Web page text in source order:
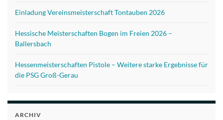
Einladung Vereinsmeisterschaft Tontauben 2026
Hessische Meisterschaften Bogen im Freien 2026 –
Ballersbach
Hessenmeisterschaften Pistole – Weitere starke Ergebnisse für
die PSG Groß-Gerau
ARCHIV